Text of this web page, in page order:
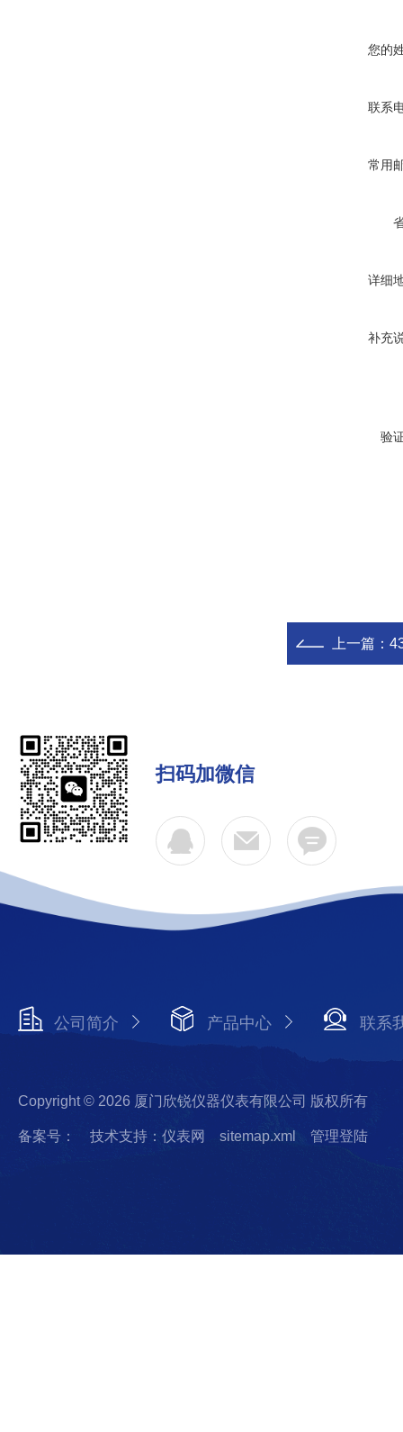
您的
联系
常用
详细
补充
验
上一篇：
扫码加微信
公司简介 产品中心 联系
Copyright © 2026 厦门欣锐仪器仪表有限公司 版权所有
备案号： 技术支持：仪表网 sitemap.xml 管理登陆